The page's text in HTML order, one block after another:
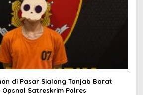
di Pasar Sialang Tanjab Barat
Opsnal Satreskrim Polres